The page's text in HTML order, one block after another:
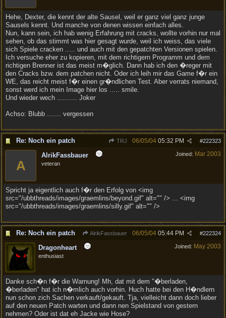
Hehe, Dexter, die kennt der alte Sausel, weil er ganz viel ganz junge
Sausels kennt. Und manche von denen wissen einfach alles.
Nun, kann sein, ich hab wenig Erfahrung mit cracks, wollte vorhin nur mal
sehen, ob das stimmt was hier gesagt wurde, weil ich weiss, das viele
sich Spiele cracken ..... und auch mit den gepatchten Versionen spielen.
Ich versuche eher zu kopieren, mit dem richtigern Programm und dem
richtigen Brenner ist das meist m�glich. Dann hab ich den �reger mit
den Cracks bzw. dem patchen nicht. Oder ich leih mir das Game f�r ein
WE, das reicht meist f�r einen gr�ndlichen Test. Aber verrats niemand,
sonst werd ich mein Image hier los ..... smile.
Und wieder wech .......... Joker
Achso: Blubb ....... vergessen
Re: Noch ein patch TRJ #222323
06/05/04 05:32 PM
Joined: Mar 2003
A
AlrikFassbauer
veteran
Spricht ja eigentlich auch f�r den Erfolg von <img
src="/ubbthreads/images/graemlins/beyond.gif" alt="" /> ... <img
src="/ubbthreads/images/graemlins/silly.gif" alt="" />
Re: Noch ein patch AlrikFassbauer #222324
06/05/04 05:44 PM
Joined: May 2003
Dragonheart
enthusiast
Danke sch�n f�r die Warnung! Mh, dat mit dem "�berladen,
�berladen" hat ich n�mlich auch vorhin. Huch hatte bei den H�ndlern
nun schon zich Sachen verkauft/gekauft. Tja, vielleicht dann doch lieber
auf den neuen Patch warten und dann nen Spielstand von gestern
nehmen? Oder ist dat eh Jacke wie Hose?